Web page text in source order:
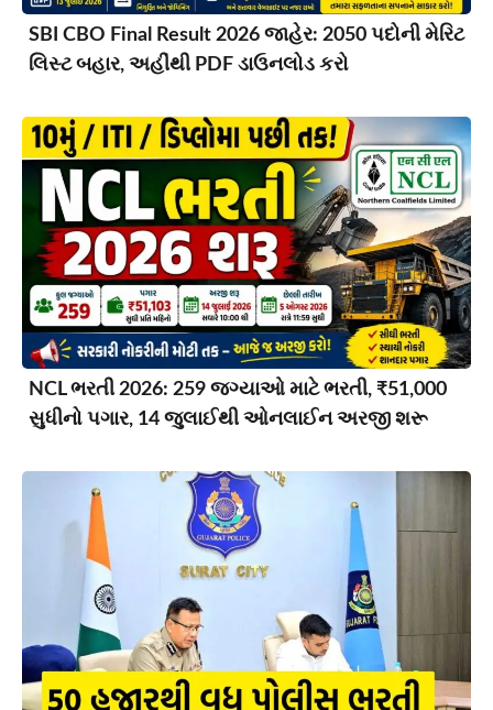
SBI CBO Final Result 2026 જાહેર: 2050 પદોની મેરિટ
લિસ્ટ બહાર, અહીંથી PDF ડાઉનલોડ કરો
NCL ભરતી 2026: 259 જગ્યાઓ માટે ભરતી, ₹51,000
સુધીનો પગાર, 14 જુલાઈથી ઓનલાઈન અરજી શરૂ